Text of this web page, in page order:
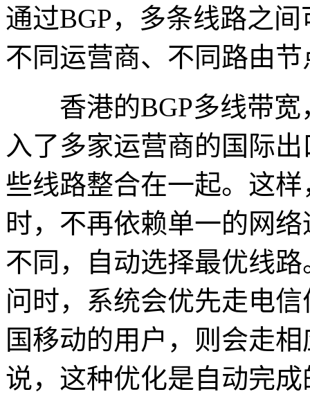
通过BGP，多条线路之
不同运营商、不同路由
香港的BGP多线带宽
入了多家运营商的国际
些线路整合在一起。这
时，不再依赖单一的网
不同，自动选择最优线
问时，系统会优先走电
国移动的用户，则会走
说，这种优化是自动完